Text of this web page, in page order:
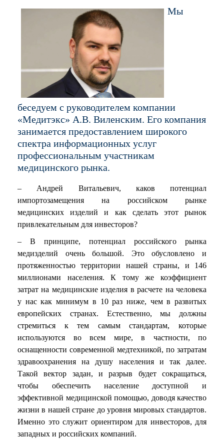
Мы
беседуем с руководителем компании
«Медитэкс» А.В. Виленским. Его компания
занимается предоставлением широкого
спектра информационных услуг
профессиональным участникам
медицинского рынка.
– Андрей Витальевич, каков потенциал
импортозамещения на российском рынке
медицинских изделий и как сделать этот рынок
привлекательным для инвесторов?
– В принципе, потенциал российского рынка
медизделий очень большой. Это обусловлено и
протяженностью территории нашей страны, и 146
миллионами населения. К тому же коэффициент
затрат на медицинские изделия в расчете на человека
у нас как минимум в 10 раз ниже, чем в развитых
европейских странах. Естественно, мы должны
стремиться к тем самым стандартам, которые
используются во всем мире, в частности, по
оснащенности современной медтехникой, по затратам
здравоохранения на душу населения и так далее.
Такой вектор задан, и разрыв будет сокращаться,
чтобы обеспечить население доступной и
эффективной медицинской помощью, доводя качество
жизни в нашей стране до уровня мировых стандартов.
Именно это служит ориентиром для инвесторов, для
западных и российских компаний.